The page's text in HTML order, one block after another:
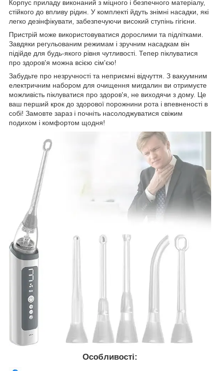
Корпус приладу виконаний з міцного і безпечного матеріалу,
стійкого до впливу рідин. У комплекті йдуть знімні насадки, які
легко дезінфікувати, забезпечуючи високий ступінь гігієни.
Пристрій може використовуватися дорослими та підлітками.
Завдяки регульованим режимам і зручним насадкам він
підійде для будь-якого рівня чутливості. Тепер піклуватися
про здоров'я можна всією сім'єю!
Забудьте про незручності та неприємні відчуття. З вакуумним
електричним набором для очищення мигдалин ви отримуєте
можливість піклуватися про здоров'я, не виходячи з дому. Це
ваш перший крок до здорової порожнини рота і впевненості в
собі! Замовте зараз і почніть насолоджуватися свіжим
подихом і комфортом щодня!
Особливості: